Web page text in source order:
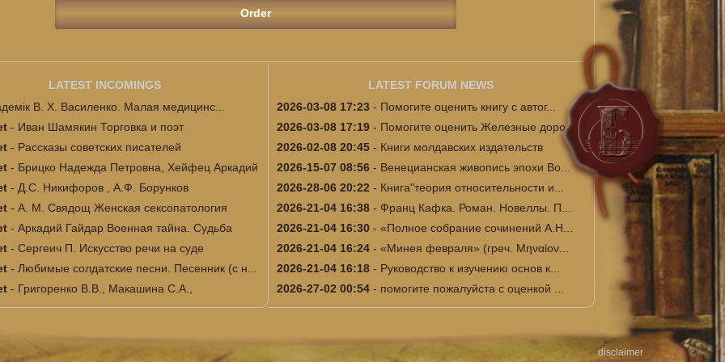
LATEST INCOMINGS
В. Х. Василенко. Малая медицинс...
- Иван Шамякин Торговка и поэт
- Рассказы советских писателей
- Брицко Надежда Петровна, Хейфец Аркадий
- Д.С. Никифоров , А.Ф. Борунков
-А. М. Свядощ Женская сексопатология
-Аркадий Гайдар Военная тайна. Судьба
-Сергеич П. Искусство речи на суде
- Любимые солдатские песни. Песенник (с н...
- Григоренко В.В., Макашина С.А.,
LATEST FORUM NEWS
2026-03-08 17:23- Помогите оценить книгу с автог...
2026-03-08 17:19- Помогите оценить Железные доро...
2026-02-08 20:45- Книги молдавских издательств
2026-15-07 08:56- Венецианская живопись эпохи Во...
2026-28-06 20:22 - Книга"теория относительности и...
2026-21-04 16:38- Франц Кафка. Роман. Новеллы. П...
2026-21-04 16:30- «Полное собрание сочинений А.Н...
2026-21-04 16:24- «Минея февраля» (греч. Μηναίον...
2026-21-04 16:18- Руководство к изучению основ к...
2026-27-02 00:54- помогите пожалуйста с оценкой ...
disclaimer